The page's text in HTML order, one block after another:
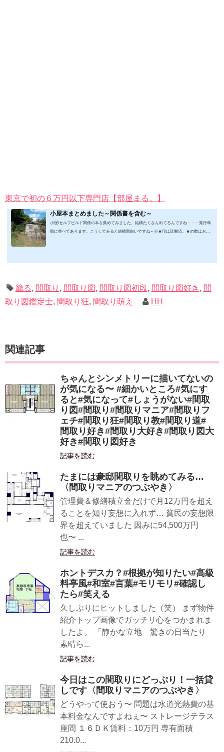
東京で初の６万円以下専門店【部屋まる。】
小屋本まとめました～関係書を含む～
小屋/セルフビルド関係の本を集めてみました。結構たくさん出てるんですね・・・発行年
順に並べてあります。こうしてみると結構面白いですね～※★印は読書済。★の数はおす
籠る, 間取り , 間取り図 , 間取り図初段, 間取り図好き , 間
取り図鑑定士, 間取り狂, 間取り萌え HH
関連記事
ちゃんとシンメトリーに描いてないの
が気になる〜 #細かいところ#気にす
ると#気になって#しょうがない#間取
り図#間取り#間取りマニア#間取りフ
ェチ#間取り狂#間取り教#間取り道#
間取り好き#間取り大好き#間取り図大
好き#間取り図好き
記事を読む
たまには豪邸間取りを眺めてみる…
〈間取りマニアのつぶやき〉
管理費＆修繕積立金だけで月12万円を超え
ることを知り妄想に入れず… 貧民の妄想限
界を超えていました 因みに54,500万円
也〜 ...
記事を読む
ホントデスカ？#根拠が知りたい#高級
料亭風#和室#言葉#モリモリ#確認し
たら#笑える
久しぶりにヒットしました（笑） まず物件
紹介トップ画像でガッチリ心をつかまれま
したよ。 「静かな立地 驚きの日当たり
素晴ら...
記事を読む
今日はこの間取りにどっぷり！一括貸
しです〈間取りマニアのつぶやき〉
どうやって使おう〜 問題は水道光熱費の基
本料金なんですよねぇ〜 ストレージテラス
座間 １６ＤＫ賃料：10万円 専有面積
210.0...